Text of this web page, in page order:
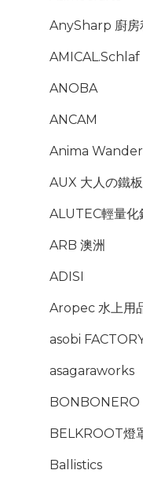
AnySharp 廚房
AMICAL.Schlaf
ANOBA
ANCAM
Anima
AUX 大人の鐵板
ALUTEC輕量化
ARB 澳洲
ADISI
Aropec 水上用
asobi
asagaraworks
BONBONERO
BELKROOT燈
Ballistics